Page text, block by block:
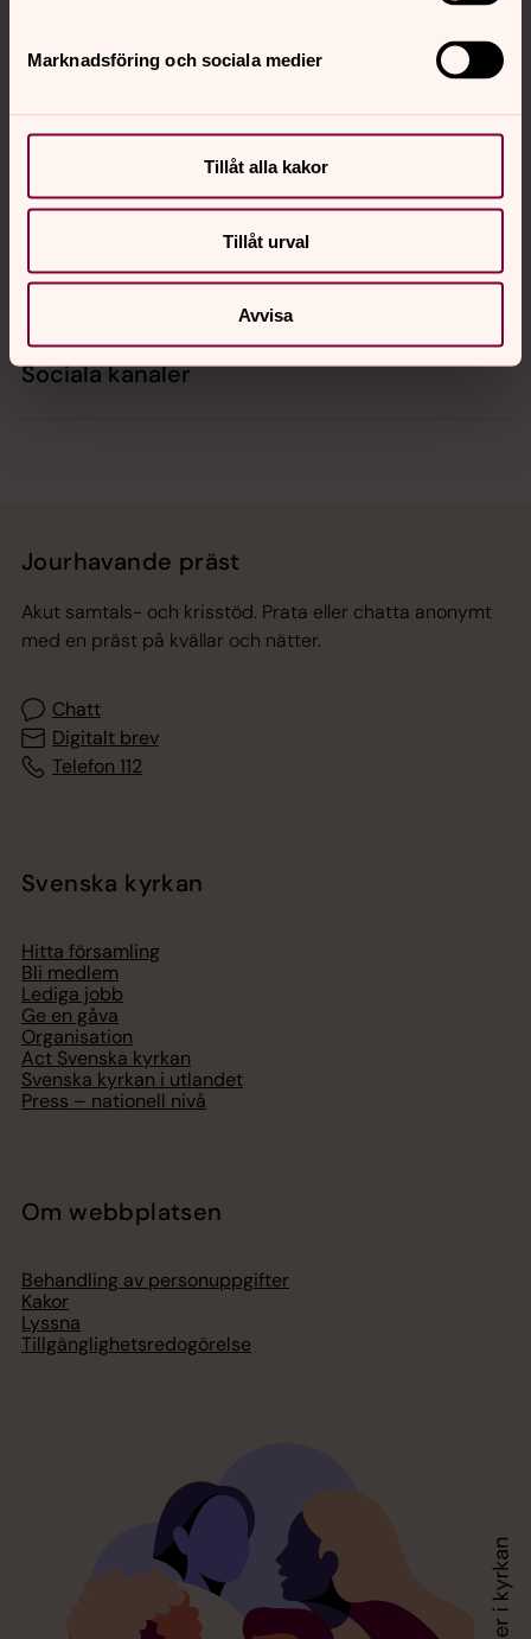
Marknadsföring och sociala medier
Tillåt alla kakor
Tillåt urval
Avvisa
Kontakt
Kalender
Hitta snabbt
Sociala kanaler
Jourhavande präst
Akut samtals- och krisstöd. Prata eller chatta anonymt
med en präst på kvällar och nätter.
Chatt
Digitalt brev
Telefon 112
Svenska kyrkan
Hitta församling
Bli medlem
Lediga jobb
Ge en gåva
Organisation
Act Svenska kyrkan
Svenska kyrkan i utlandet
Press – nationell nivå
Om webbplatsen
Behandling av personuppgifter
Kakor
Lyssna
Tillgänglighetsredogörelse